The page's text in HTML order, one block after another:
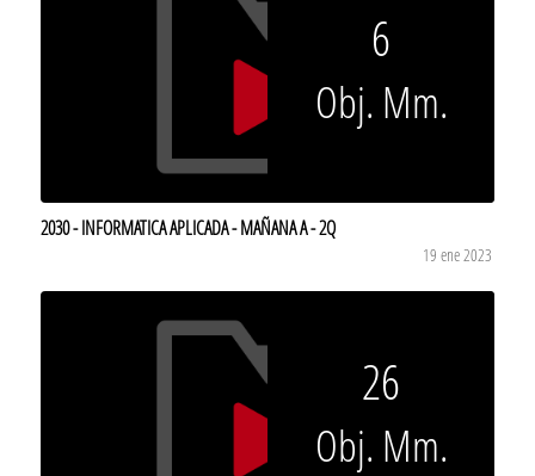
6
Obj. Mm.
2030 - INFORMATICA APLICADA - MAÑANA A - 2Q
19 ene 2023
26
Obj. Mm.